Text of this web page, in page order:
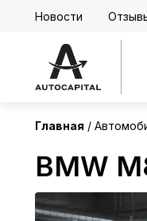
Новости
Главная
BMW
Корея